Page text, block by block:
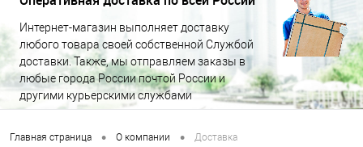
Интернет-магазин выполняет доставку
любого товара своей собственной Службой
доставки. Также, мы отправляем заказы в
любые города России почтой России и
другими курьерскими службами
Главная страница • О компании • Доставка